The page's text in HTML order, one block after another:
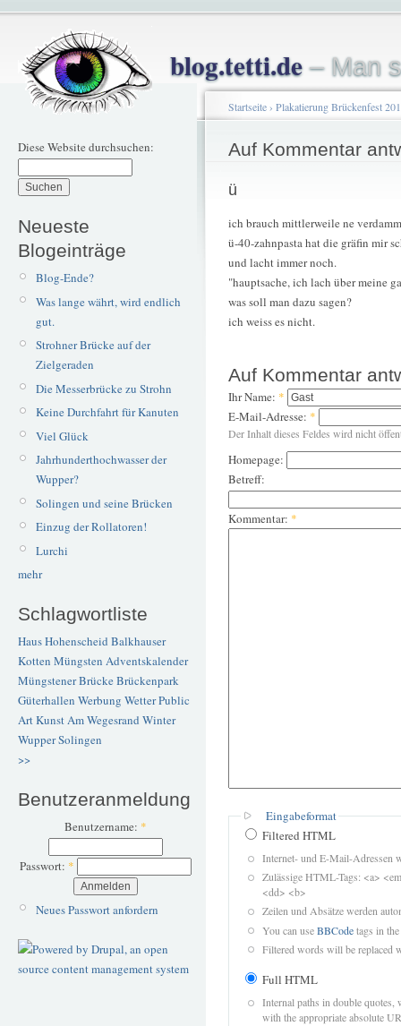
blog.tetti.de– Man
Diese Website durchsuchen:
Neueste
Blogeinträge
Blog-Ende?
Was lange währt, wird endlich
gut.
Strohner Brücke auf der
Zielgeraden
Die Messerbrücke zu Strohn
Keine Durchfahrt für Kanuten
Viel Glück
Jahrhunderthochwasser der
Wupper?
Solingen und seine Brücken
Einzug der Rollatoren!
Lurchi
mehr
Schlagwortliste
Haus Hohenscheid Balkhauser
Kotten Müngsten Adventskalender
Müngstener BrückeBrückenpark
Güterhallen Werbung WetterPublic
ArtKunstAm Wegesrand Winter
WupperSolingen
>>
Benutzeranmeldung
Benutzername: *
Passwort: *
Neues Passwort anfordern
Startseite› Plakatierung Brückenfest
Auf Kommentar
ü
ich brauch mittlerweile ne
ü-40-zahnpasta hat die gräfin mir
und lacht immer noch.
"hauptsache, ich lach über meine
was soll man dazu sagen?
ich weiss es nicht.
Auf Kommentar
Ihr Name: *
E-Mail-Adresse: *
Der Inhalt dieses Feldes wird nicht
Homepage:
Betreff:
Kommentar: *
Eingabeformat
Filtered HTML
Internet- und E-Mail-Adressen
Zulässige HTML-Tags: <a>
<dd> <b>
Zeilen und Absätze werden
You can useBBCodetags in
Filtered words will be replaced
Full HTML
Internal paths in double quotes,
with the appropriate absolute